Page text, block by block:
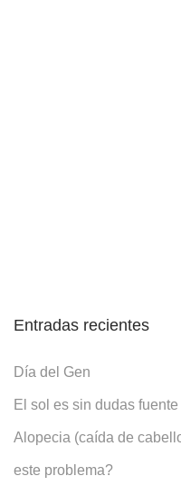
Entradas recientes
Día del Gen
El sol es sin dudas
Alopecia (caída de
este problema?